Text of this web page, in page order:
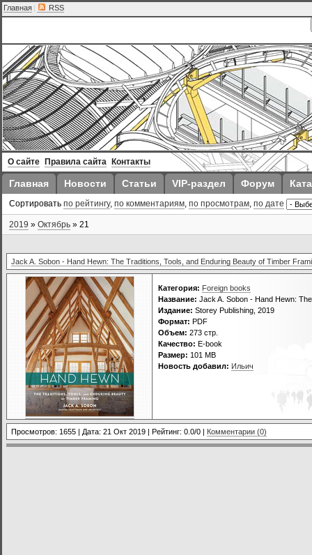
Главная | RSS
О сайте Правила сайта Контакты
Главная Новости Статьи VIP-раздел Форум
Сортировать по рейтингу, по комментариям, по просмотрам, по дате
2019 » Октябрь » 21
Jack A. Sobon - Hand Hewn: The Traditions, Tools, and Enduring Beauty of Timber
Категория: Foreign books
Название: Jack A. Sobon - Hand Hewn:
Издание: Storey Publishing, 2019
Формат: PDF
Объем: 273 стр.
Качество: E-book
Размер: 101 МВ
Новость добавил: Ильич
Просмотров: 1655 | Дата: 21 Окт 2019 | Рейтинг: 0.0/0 | Комментарии (0)